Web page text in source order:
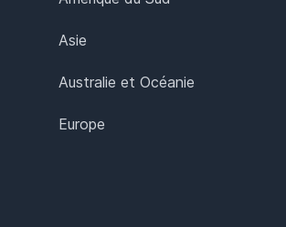
Asie
Australie et Océanie
Europe